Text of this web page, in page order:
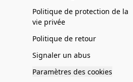
Politique de protection de la
vie privée
Politique de retour
Signaler un abus
Paramètres des cookies